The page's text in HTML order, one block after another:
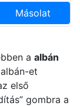
Másolat
a albán
et
első
gombra a